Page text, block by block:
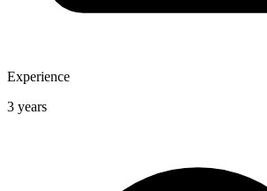
Experience
3 years